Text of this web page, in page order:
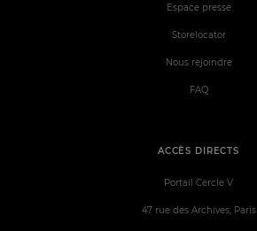
ACCÈS DIRECTS
Portail Cercle V
47 rue des Archives, Paris
Espace presse
Storelocator
Nous rejoindre
FAQ